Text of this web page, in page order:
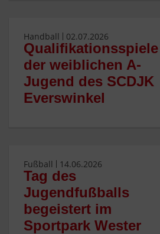
Handball 02.07.2026
Qualifikationsspiele
der weiblichen A-
Jugend des SCDJK
Everswinkel
Fußball 14.06.2026
Tag des
Jugendfußballs
begeistert im
Sportpark Wester